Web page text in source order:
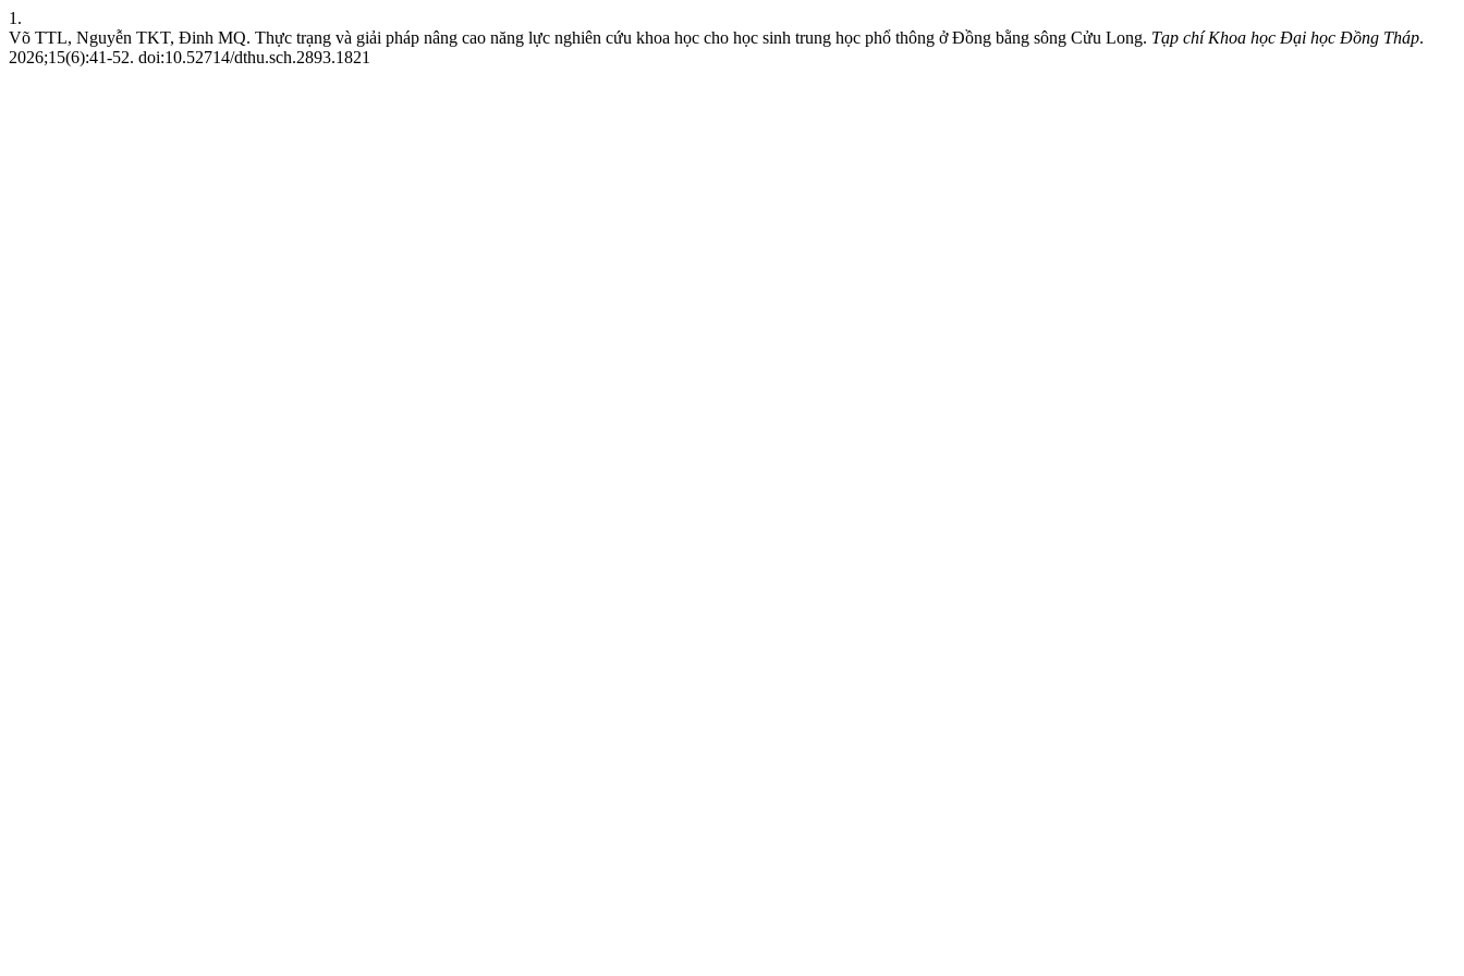
1.
Võ TTL, Nguyễn TKT, Đinh MQ. Thực trạng và giải pháp nâng cao năng lực nghiên cứu khoa học cho học sinh trung học phổ thông ở Đồng bằng sông Cửu Long. Tạp chí Khoa học Đại học Đồng Tháp.
2026;15(6):41-52. doi:10.52714/dthu.sch.2893.1821